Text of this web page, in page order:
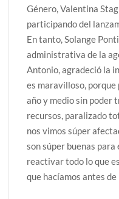
Género, Valentina
participando del
En tanto, Solange
administrativa de la
Antonio, agradeció la
es maravilloso,
año y medio sin poder
recursos, paralizado
nos vimos súper
son súper buenas
reactivar todo lo que
que hacíamos antes de